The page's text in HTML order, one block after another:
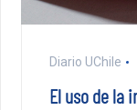
Diario UChile
El uso de la